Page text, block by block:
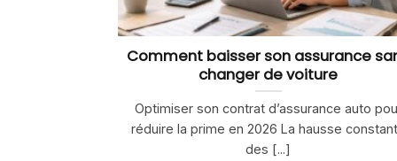
Comment baisser son assurance
changer de voiture
Optimiser son contrat d’assurance auto
réduire la prime en 2026 La hausse
des [...]